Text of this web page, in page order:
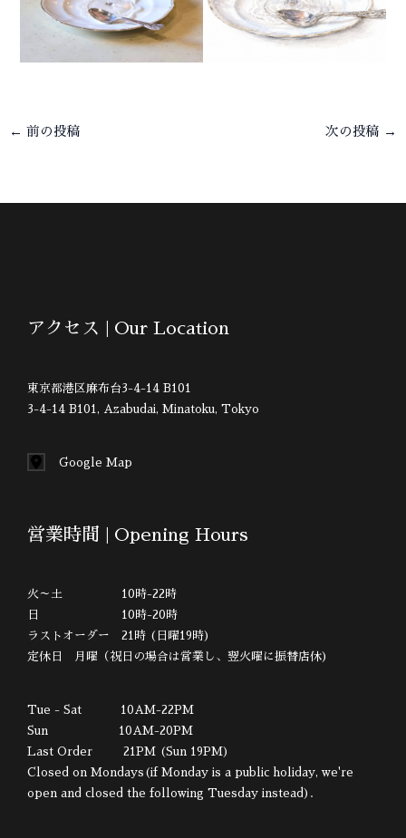
← 前の投稿 次の投稿 →
アクセス | Our Location
東京都港区麻布台3-4-14 B101
3-4-14 B101, Azabudai, Minatoku, Tokyo
Google Map
営業時間 | Opening Hours
火～土 10時-22時
日 10時-20時
ラストオーダー 21時 (日曜19時)
定休日 月曜（祝日の場合は営業し、翌火曜に振替店休)
Tue - Sat 10AM-22PM
Sun 10AM-20PM
Last Order 21PM (Sun 19PM)
Closed on Mondays(if Monday is a public holiday, we're
open and closed the following Tuesday instead).